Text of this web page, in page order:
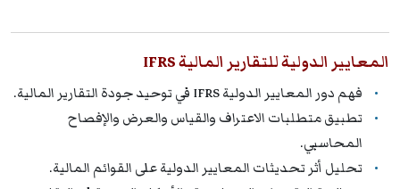
المعايير الدولية للتقارير المالية IFRS
فهم دور المعايير الدولية IFRS في توحيد جودة التقارير المالية.
تطبيق متطلبات الاعتراف والقياس والعرض والإفصاح
المحاسبي.
تحليل أثر تحديثات المعايير الدولية على القوائم المالية.